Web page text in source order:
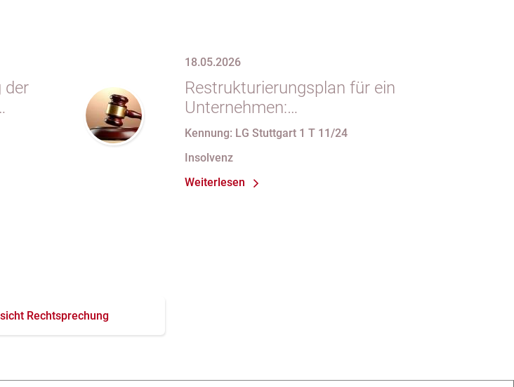
der
18.05.2026
Restrukturierungsplan für ein
Unternehmen:
Verfassungsbeschwerde gegen
Kennung: LG Stuttgart 1 T 11/24
Insolvenz
Weiterlesen
Rechtsprechung